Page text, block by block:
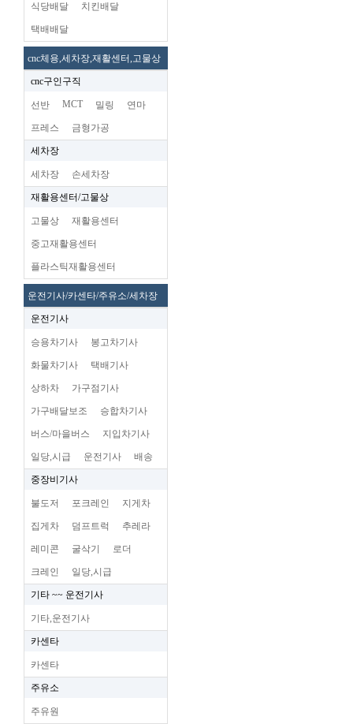
식당배달 치킨배달
택배배달
cnc체용,세차장,재활센터,고물상
cnc구인구직
선반 MCT 밀링 연마
프레스 금형가공
세차장
세차장 손세차장
재활용센터/고물상
고물상 재활용센터
중고재활용센터
플라스틱재활용센터
운전기사/카센타/주유소/세차장
운전기사
승용차기사 봉고차기사
화물차기사 택배기사
상하차 가구점기사
가구배달보조 승합차기사
버스/마을버스 지입차기사
일당,시급 운전기사 배송
중장비기사
불도저 포크레인 지게차
집게차 덤프트럭 추레라
레미콘 굴삭기 로더
크레인 일당,시급
기타 ~~ 운전기사
기타,운전기사
카센타
카센타
주유소
주유원